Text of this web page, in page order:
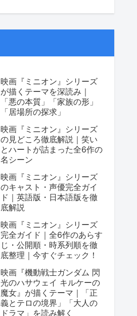
映画『ミニオン』シリーズ
が描くテーマを深読み｜
「悪の本質」「家族の形」
「居場所の探求」
映画『ミニオン』シリーズ
の見どころ徹底解説｜笑い
とハートが詰まった全6作の
名シーン
映画『ミニオン』シリーズ
のキャスト・声優完全ガイ
ド｜英語版・日本語版を徹
底解説
映画『ミニオン』シリーズ
完全ガイド｜全6作のあらす
じ・公開順・時系列順を徹
底整理｜今すぐチェック！
映画『機動戦士ガンダム 閃
光のハサウェイ キルケーの
魔女』が描くテーマ｜「正
義とテロの境界」「大人の
ドラマ」を読み解く